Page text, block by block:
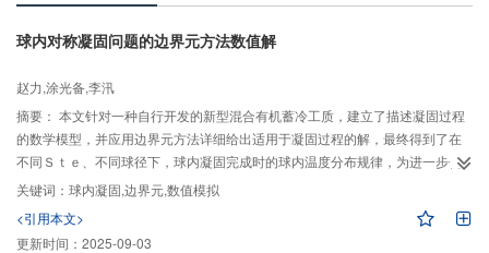
球内对称凝固问题的边界元方法数值解
赵力,涂光备,李汛
摘要： 本文针对一种自行开发的新型混合有机蓄冷工质，建立了描述凝固过程
的数学模型，并应用边界元方法详细给出适用于凝固过程的解，最终得到了在
不同Ｓｔｅ、不同球径下，球内凝固完成时的球内温度分布规律，为进一步优
化蓄冷系统奠定了理论基础
关键词： 球内凝固,边界元,数值模拟
<引用本文>
更新时间： 2025-09-03